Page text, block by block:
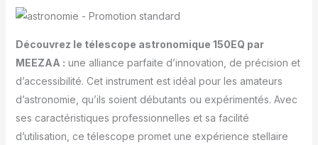
Découvrez le télescope astronomique 150EQ par
MEEZAA : une alliance parfaite d’innovation, de précision et
d’accessibilité. Cet instrument est idéal pour les amateurs
d’astronomie, qu’ils soient débutants ou expérimentés. Avec
ses caractéristiques professionnelles et sa facilité
d’utilisation, ce télescope promet une expérience stellaire